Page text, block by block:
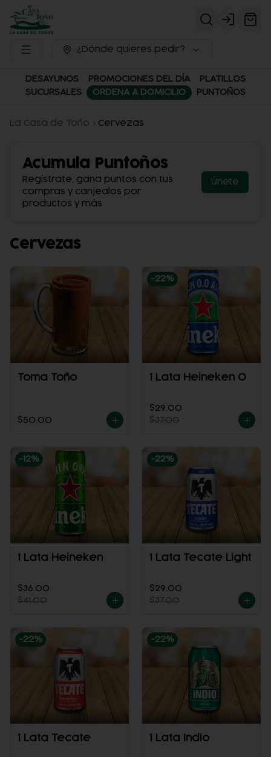
Login
¿Dónde quieres pedir?
DESAYUNOS PROMOCIONES DEL DÍA
PLATILLOS
SUCURSALES
ORDENA A DOMICILIO PUNTOÑOS
La Casa de Toño Cervezas
Acumula Puntoños
Regístrate, gana puntos con tus
compras y canjealos por
productos y más
Únete
Cervezas
Toma Toño
$50.00
-22%
1 Lata Heineken 0
$29.00
$37.00
-12%
1 Lata Heineken
$36.00
$41.00
-22%
1 Lata Tecate Light
$29.00
$37.00
-22%
1 Lata Tecate
-22%
1 Lata Indio